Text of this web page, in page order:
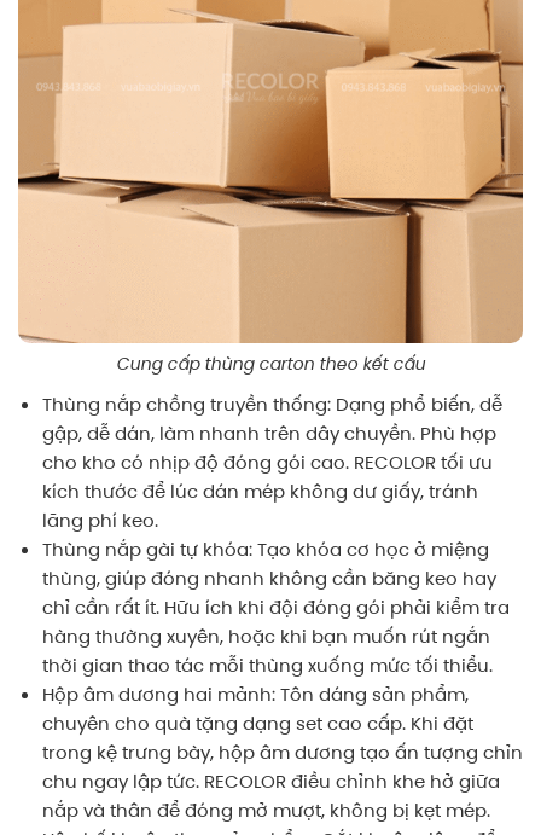
Cung cấp thùng carton theo kết cấu
Thùng nắp chồng truyền thống: Dạng phổ biến, dễ
gập, dễ dán, làm nhanh trên dây chuyền. Phù hợp
cho kho có nhịp độ đóng gói cao. RECOLOR tối ưu
kích thước để lúc dán mép không dư giấy, tránh
lãng phí keo.
Thùng nắp gài tự khóa: Tạo khóa cơ học ở miệng
thùng, giúp đóng nhanh không cần băng keo hay
chỉ cần rất ít. Hữu ích khi đội đóng gói phải kiểm tra
hàng thường xuyên, hoặc khi bạn muốn rút ngắn
thời gian thao tác mỗi thùng xuống mức tối thiểu.
Hộp âm dương hai mảnh: Tôn dáng sản phẩm,
chuyên cho quà tặng dạng set cao cấp. Khi đặt
trong kệ trưng bày, hộp âm dương tạo ấn tượng chỉn
chu ngay lập tức. RECOLOR điều chỉnh khe hở giữa
nắp và thân để đóng mở mượt, không bị kẹt mép.